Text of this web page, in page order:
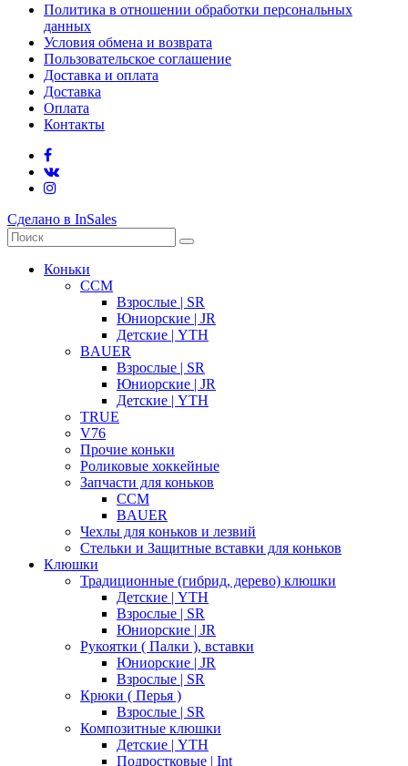
Политика в отношении обработки персональных
данных
Условия обмена и возврата
Пользовательское соглашение
Доставка и оплата
Доставка
Оплата
Контакты
Сделано в InSales
Коньки
CCM
Взрослые | SR
Юниорские | JR
Детские | YTH
BAUER
Взрослые | SR
Юниорские | JR
Детские | YTH
TRUE
V76
Прочие коньки
Роликовые хоккейные
Запчасти для коньков
CCM
BAUER
Чехлы для коньков и лезвий
Стельки и Защитные вставки для коньков
Клюшки
Традиционные (гибрид, дерево) клюшки
Детские | YTH
Взрослые | SR
Юниорские | JR
Рукоятки ( Палки ), вставки
Юниорские | JR
Взрослые | SR
Крюки ( Перья )
Взрослые | SR
Композитные клюшки
Детские | YTH
Подростковые | Int